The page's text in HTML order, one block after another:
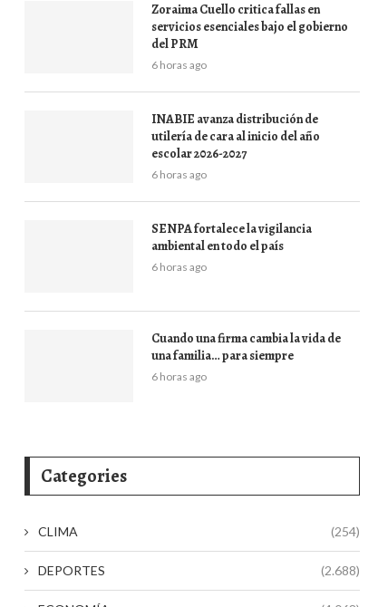
Zoraima Cuello critica fallas en
servicios esenciales bajo el gobierno
del PRM
6 horas ago
INABIE avanza distribución de
utilería de cara al inicio del año
escolar 2026-2027
6 horas ago
SENPA fortalece la vigilancia
ambiental en todo el país
6 horas ago
Cuando una firma cambia la vida de
una familia… para siempre
6 horas ago
Categories
CLIMA (254)
DEPORTES (2.688)